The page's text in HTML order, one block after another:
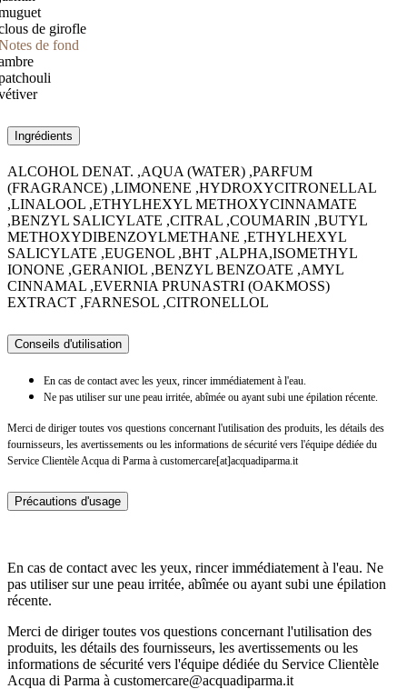
de girofle
de fond
Ingrédients
ALCOHOL DENAT. ,AQUA (WATER) ,PARFUM
(FRAGRANCE) ,LIMONENE ,HYDROXYCITRONELLAL
,LINALOOL ,ETHYLHEXYL METHOXYCINNAMATE
,BENZYL SALICYLATE ,CITRAL ,COUMARIN ,BUTYL
METHOXYDIBENZOYLMETHANE ,ETHYLHEXYL
SALICYLATE ,EUGENOL ,BHT ,ALPHA,ISOMETHYL
IONONE ,GERANIOL ,BENZYL BENZOATE ,AMYL
CINNAMAL ,EVERNIA PRUNASTRI (OAKMOSS)
EXTRACT ,FARNESOL ,CITRONELLOL
Conseils d'utilisation
En cas de contact avec les yeux, rincer immédiatement à l'eau.
Ne pas utiliser sur une peau irritée, abîmée ou ayant subi une épilation récente.
Merci de diriger toutes vos questions concernant l'utilisation des produits, les détails des
fournisseurs, les avertissements ou les informations de sécurité vers l'équipe dédiée du
Service Clientèle Acqua di Parma à customercare[at]acquadiparma.it
Précautions d'usage
En cas de contact avec les yeux, rincer immédiatement à l'eau. Ne
pas utiliser sur une peau irritée, abîmée ou ayant subi une épilation
récente.
Merci de diriger toutes vos questions concernant l'utilisation des
produits, les détails des fournisseurs, les avertissements ou les
informations de sécurité vers l'équipe dédiée du Service Clientèle
Acqua di Parma à customercare@acquadiparma.it